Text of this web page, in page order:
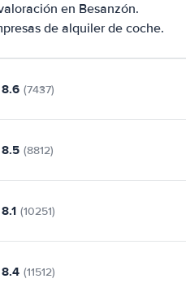
en Besanzón.
de alquiler de coche.
8.6 (7437)
8.5 (8812)
8.1 (10251)
8.4 (11512)